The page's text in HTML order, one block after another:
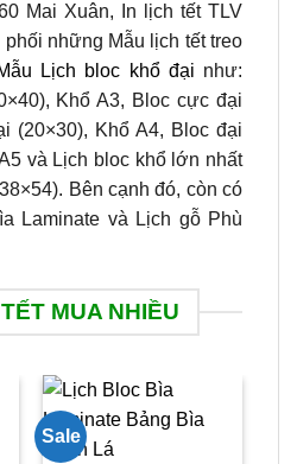
Mai Xuân, In lịch tết TLV
những Mẫu lịch tết treo
Lịch bloc khổ đại như:
Khổ A3, Bloc cực đại
(20×30), Khổ A4, Bloc đại
và Lịch bloc khổ lớn nhất
Bên cạnh đó, còn có
Laminate và Lịch gỗ Phù
MUA NHIỀU
Sale